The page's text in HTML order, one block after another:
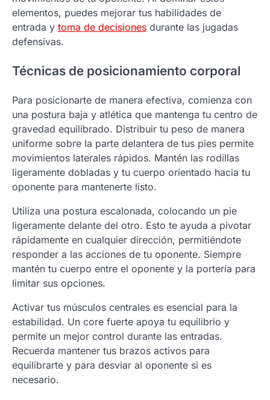
elementos, puedes mejorar tus habilidades de
entrada y toma de decisiones durante las jugadas
defensivas.
Técnicas de posicionamiento corporal
Para posicionarte de manera efectiva, comienza con
una postura baja y atlética que mantenga tu centro de
gravedad equilibrado. Distribuir tu peso de manera
uniforme sobre la parte delantera de tus pies permite
movimientos laterales rápidos. Mantén las rodillas
ligeramente dobladas y tu cuerpo orientado hacia tu
oponente para mantenerte listo.
Utiliza una postura escalonada, colocando un pie
ligeramente delante del otro. Esto te ayuda a pivotar
rápidamente en cualquier dirección, permitiéndote
responder a las acciones de tu oponente. Siempre
mantén tu cuerpo entre el oponente y la portería para
limitar sus opciones.
Activar tus músculos centrales es esencial para la
estabilidad. Un core fuerte apoya tu equilibrio y
permite un mejor control durante las entradas.
Recuerda mantener tus brazos activos para
equilibrarte y para desviar al oponente si es
necesario.